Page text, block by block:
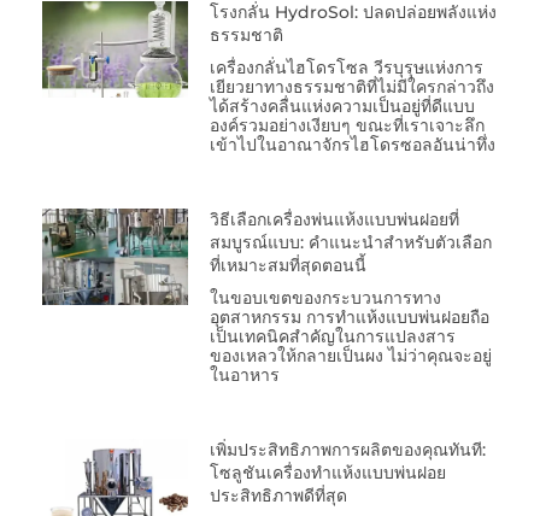
โรงกลั่น HydroSol: ปลดปล่อยพลังแห่ง
ธรรมชาติ
เครื่องกลั่นไฮโดรโซล วีรบุรุษแห่งการ
เยียวยาทางธรรมชาติที่ไม่มีใครกล่าวถึง
ได้สร้างคลื่นแห่งความเป็นอยู่ที่ดีแบบ
องค์รวมอย่างเงียบๆ ขณะที่เราเจาะลึก
เข้าไปในอาณาจักรไฮโดรซอลอันน่าทึ่ง
วิธีเลือกเครื่องพ่นแห้งแบบพ่นฝอยที่
สมบูรณ์แบบ: คำแนะนำสำหรับตัวเลือก
ที่เหมาะสมที่สุดตอนนี้
ในขอบเขตของกระบวนการทาง
อุตสาหกรรม การทำแห้งแบบพ่นฝอยถือ
เป็นเทคนิคสำคัญในการแปลงสาร
ของเหลวให้กลายเป็นผง ไม่ว่าคุณจะอยู่
ในอาหาร
เพิ่มประสิทธิภาพการผลิตของคุณทันที:
โซลูชันเครื่องทำแห้งแบบพ่นฝอย
ประสิทธิภาพดีที่สุด